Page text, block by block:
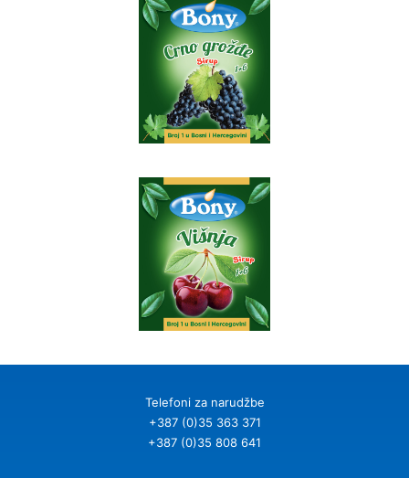
Telefoni za narudžbe
+387 (0)35 363 371
+387 (0)35 808 641